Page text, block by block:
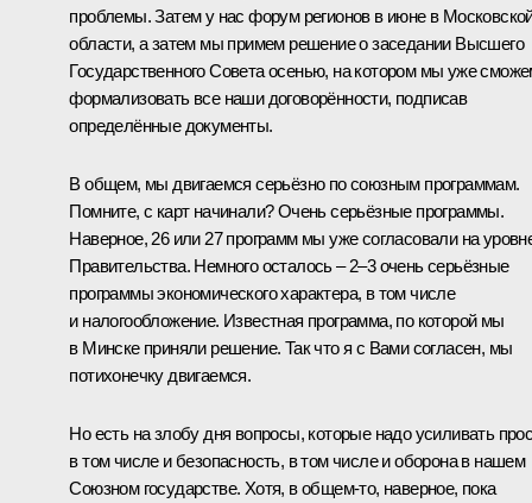
проблемы. Затем у нас форум регионов в июне в
области, а затем мы примем решение о заседании Высшего
Государственного Совета осенью, на котором мы уже
формализовать все наши договорённости, подписав
определённые документы.
В общем, мы двигаемся серьёзно по союзным программам.
Помните, с карт начинали? Очень серьёзные программы.
Наверное, 26 или 27 программ мы уже согласовали на
Правительства. Немного осталось – 2–3 очень серьёзные
программы экономического характера, в том числе
и налогообложение. Известная программа, по которой мы
в Минске приняли решение. Так что я с Вами согласен, мы
потихонечку двигаемся.
Но есть на злобу дня вопросы, которые надо усиливать
в том числе и безопасность, в том числе и оборона в нашем
Союзном государстве. Хотя, в общем-то, наверное, пока